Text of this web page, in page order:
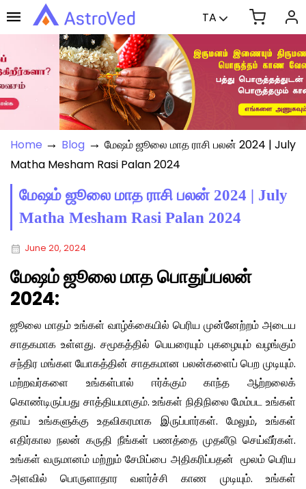
TA
Home → Blog → மேஷம் ஜூலை மாத ராசி பலன் 2024 | July
Matha Mesham Rasi Palan 2024
மேஷம் ஜூலை மாத ராசி பலன் 2024 | July
Matha Mesham Rasi Palan 2024
June 20, 2024
மேஷம் ஜூலை மாத பொதுப்பலன்
2024:
ஜூலை மாதம் உங்கள் வாழ்க்கையில் பெரிய முன்னேற்றம் அடைய
சாதகமாக உள்ளது. சமூகத்தில் பெயரையும் புகழையும் வழங்கும்
சந்திர மங்கள யோகத்தின் சாதகமான பலன்களைப் பெற முடியும்.
மற்றவர்களை உங்கள்பால் ஈர்க்கும் காந்த ஆற்றலைக்
கொண்டிருப்பது சாத்தியமாகும். உங்கள் நிதிநிலை மேம்பட உங்கள்
தாய் உங்களுக்கு உதவிகரமாக இருப்பார்கள். மேலும், உங்கள்
எதிர்கால நலன் கருதி நீங்கள் பணத்தை முதலீடு செய்வீர்கள்.
உங்கள் வருமானம் மற்றும் சேமிப்பை அதிகரிப்பதன் மூலம் பெரிய
அளவில் பொருளாதார வளர்ச்சி காண முடியும். உங்கள்